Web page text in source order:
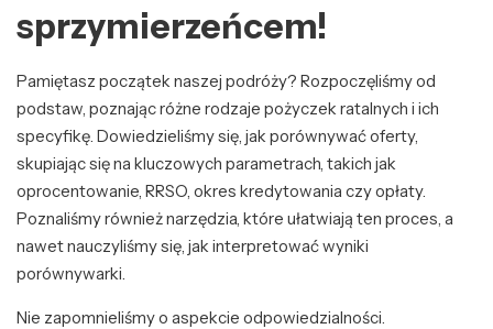
sprzymierzeńcem!
Pamiętasz początek naszej podróży? Rozpoczęliśmy od
podstaw, poznając różne rodzaje pożyczek ratalnych i ich
specyfikę. Dowiedzieliśmy się, jak porównywać oferty,
skupiając się na kluczowych parametrach, takich jak
oprocentowanie, RRSO, okres kredytowania czy opłaty.
Poznaliśmy również narzędzia, które ułatwiają ten proces, a
nawet nauczyliśmy się, jak interpretować wyniki
porównywarki.
Nie zapomnieliśmy o aspekcie odpowiedzialności.